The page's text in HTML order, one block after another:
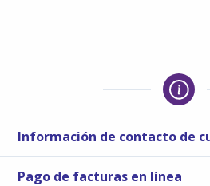
Información de contacto de
Pago de facturas en línea